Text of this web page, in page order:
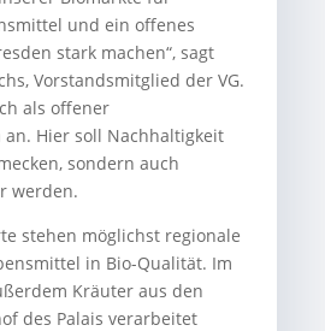
und ein offenes
stark machen“, sagt
Vorstandsmitglied der VG.
als offener
an. Hier soll Nachhaltigkeit
sondern auch
werden.
stehen möglichst regionale
in Bio-Qualität. Im
Kräuter aus den
des Palais verarbeitet